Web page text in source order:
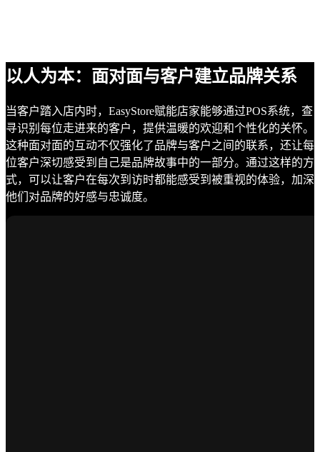
以人为本：面对面与客户建立品牌关系
当客户踏入店内时，EasyStore赋能店家能够通过POS系统，查
寻识别每位走进来的客户，提供温暖的欢迎和个性化的关怀。
这种面对面的互动不仅强化了品牌与客户之间的联系，还让每
位客户深切感受到自己是品牌故事中的一部分。通过这样的方
式，可以让客户在每次到访时都能感受到被重视的体验，加深
他们对品牌的好感与忠诚度。